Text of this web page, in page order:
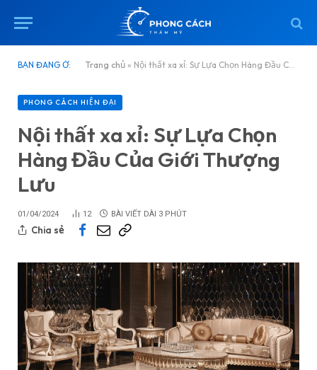
BẠN ĐANG Ở: Trang chủ » Nội thất xa xỉ: Sự Lựa Chọn Hàng Đầu Của Giới Thượng Lưu
PHONG CÁCH HIỆN ĐẠI
Nội thất xa xỉ: Sự Lựa Chọn
Hàng Đầu Của Giới Thượng
Lưu
01/04/2024 12 BÀI VIẾT DÀI 3 PHÚT
Chia sẻ